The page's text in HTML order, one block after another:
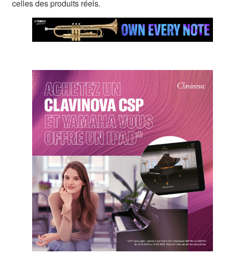
celles des produits réels.